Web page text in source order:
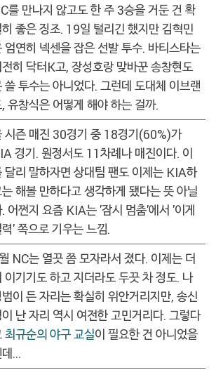
를 만나지 않고도 한 주 3승을 거둔 건 확
좋은 징조. 19일 털리긴 했지만 김혁민
엄연히 넥센을 잡은 선발 투수. 바티스타는
히 닥터K고, 장성호랑 맞바꾼 송창현도
쓸 투수는 아니었다. 그런데 도대체 이브랜
유창식은 어떻게 해야 하는 걸까.
시즌 매진 30경기 중 18경기(60%)가
경기. 원정서도 11차례나 매진이다. 이
달리 말하자면 상대팀 팬도 이제는 KIA하
해볼 만하다고 생각하게 됐다는 뜻 아닐
어쩐지 요즘 KIA는 '잠시 멈춤'에서 '이게
' 쪽으로 기우는 느낌.
NC는 열끗 쯤 모자라서 졌다. 이제는 더
이기기도 하고 지더라도 두끗 차 정도. 나
이 든 자리는 확실히 위안거리지만, 송신
난 자리 역시 여전한 고민거리다. 그렇다
최규순의 야구 교실이 필요한 건 아니었을
데…